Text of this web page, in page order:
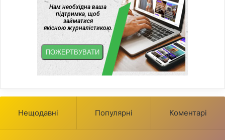
Нещодавні Популярні Коментарі